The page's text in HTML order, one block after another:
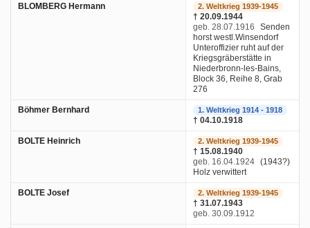
BLOMBERG Hermann 2. Weltkrieg 1939-1945
† 20.09.1944
geb. 28.07.1916
Senden
horst westl.Winsendorf
Unteroffizier ruht auf der
Kriegsgräberstätte in
Niederbronn-les-Bains,
Block 36, Reihe 8, Grab
276
Böhmer Bernhard 1. Weltkrieg 1914 - 1918
† 04.10.1918
BOLTE Heinrich 2. Weltkrieg 1939-1945
† 15.08.1940
geb. 16.04.1924 (1943?)
Holz verwittert
BOLTE Josef 2. Weltkrieg 1939-1945
† 31.07.1943
geb. 30.09.1912